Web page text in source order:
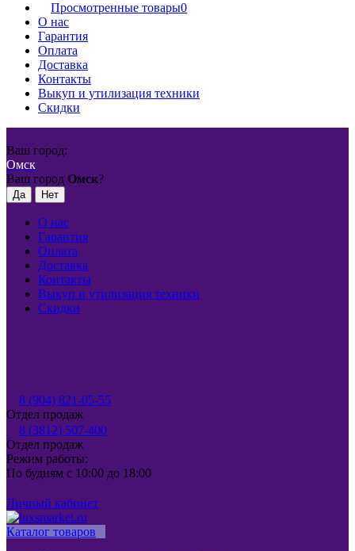
Просмотренные товары0
О нас
Гарантия
Оплата
Доставка
Контакты
Выкуп и утилизация техники
Скидки
Ваш город:
Омск
Ваш город Омск?
О нас
Гарантия
Оплата
Доставка
Контакты
Выкуп и утилизация техники
Скидки
8 (904) 821-05-55
Отдел продаж
8 (3812) 507-400
Отдел продаж
Режим работы:
По будням с 10:00 до 18:00
Личный кабинет
Каталог товаров